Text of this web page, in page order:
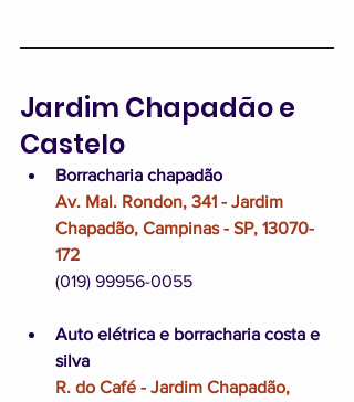
Jardim Chapadão e
Castelo
Borracharia chapadão
Av. Mal. Rondon, 341 - Jardim
Chapadão, Campinas - SP, 13070-
172
(019) 99956-0055
Auto elétrica e borracharia costa e
silva
R. do Café - Jardim Chapadão,